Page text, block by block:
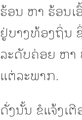
ຮ້ອນ ຫາ ຮ້ອນເ
ຢູ່ບາງທ້ອງຖິ່ນ
ລະດັບຄ່ອຍ ຫາ
ແຕ່ລະພາກ.
ດັ່ງນັ້ນ ຂໍແຈ້ງເ